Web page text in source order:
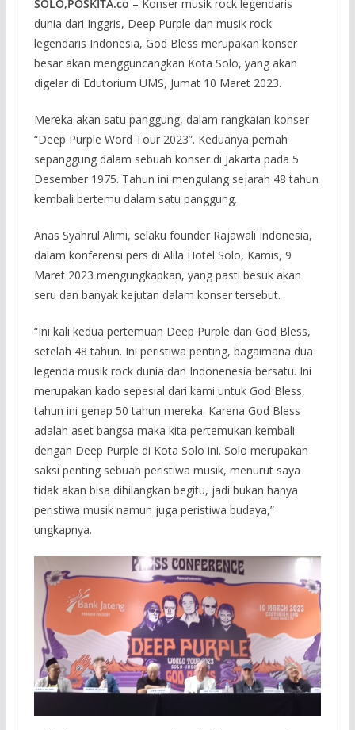
SOLO,POSKITA.co – Konser musik rock legendaris
dunia dari Inggris, Deep Purple dan musik rock
legendaris Indonesia, God Bless merupakan konser
besar akan mengguncangkan Kota Solo, yang akan
digelar di Edutorium UMS, Jumat 10 Maret 2023.
Mereka akan satu panggung, dalam rangkaian konser
“Deep Purple Word Tour 2023”. Keduanya pernah
sepanggung dalam sebuah konser di Jakarta pada 5
Desember 1975. Tahun ini mengulang sejarah 48 tahun
kembali bertemu dalam satu panggung.
Anas Syahrul Alimi, selaku founder Rajawali Indonesia,
dalam konferensi pers di Alila Hotel Solo, Kamis, 9
Maret 2023 mengungkapkan, yang pasti besuk akan
seru dan banyak kejutan dalam konser tersebut.
“Ini kali kedua pertemuan Deep Purple dan God Bless,
setelah 48 tahun. Ini peristiwa penting, bagaimana dua
legenda musik rock dunia dan Indonenesia bersatu. Ini
merupakan kado sepesial dari kami untuk God Bless,
tahun ini genap 50 tahun mereka. Karena God Bless
adalah aset bangsa maka kita pertemukan kembali
dengan Deep Purple di Kota Solo ini. Solo merupakan
saksi penting sebuah peristiwa musik, menurut saya
tidak akan bisa dihilangkan begitu, jadi bukan hanya
peristiwa musik namun juga peristiwa budaya,”
ungkapnya.